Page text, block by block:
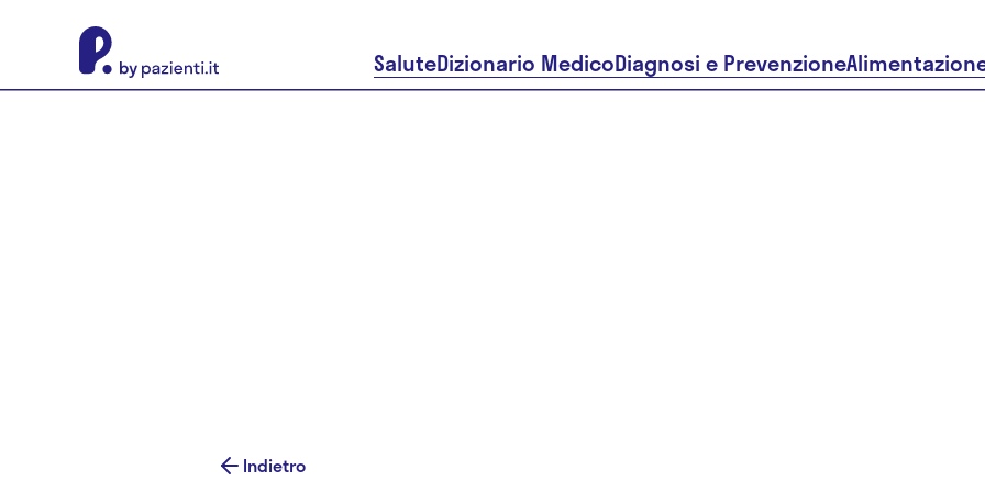
SaluteDizionario MedicoDiagnosi e Prevenzione
Indietro